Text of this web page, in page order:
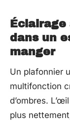
dans un
manger
Un plafonnier
multifonction
d’ombres.
plus